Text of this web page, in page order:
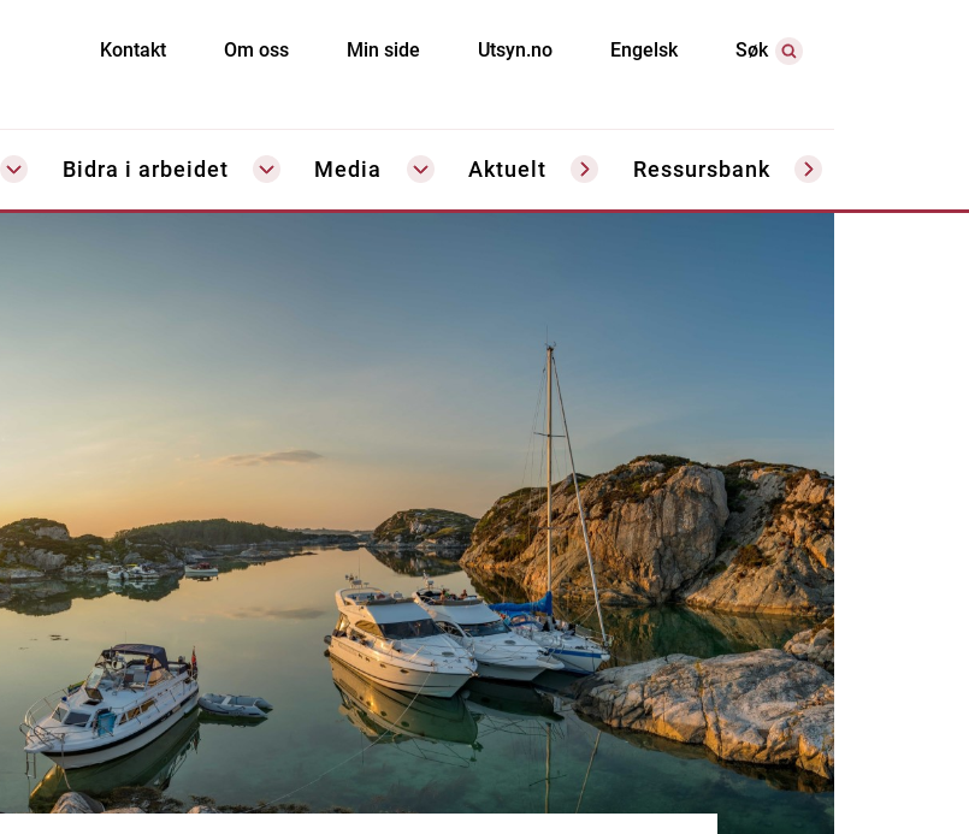
Kontakt Om oss Min side Utsyn.no Engelsk Søk
Bidra i arbeidet Media Aktuelt Ressursbank